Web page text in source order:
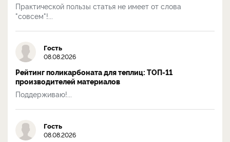
Практической пользы статья не имеет от слова
"совсем"!...
Гость
08.08.2026
Рейтинг поликарбоната для теплиц: ТОП-11
производителей материалов
Поддерживаю!...
Гость
08.08.2026